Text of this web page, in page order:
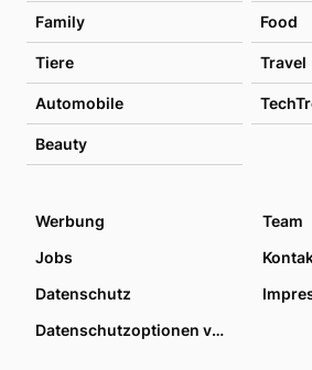
Family Food
Tiere Travel
Automobile
Beauty
Werbung
Team
Jobs
Datenschutz
Datenschutzoptionen verwalten